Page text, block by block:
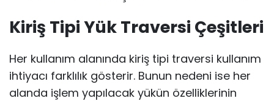
Kiriş Tipi Yük Traversi Çeşitleri
Her kullanım alanında kiriş tipi traversi kullanım
ihtiyacı farklılık gösterir. Bunun nedeni ise her
alanda işlem yapılacak yükün özelliklerinin